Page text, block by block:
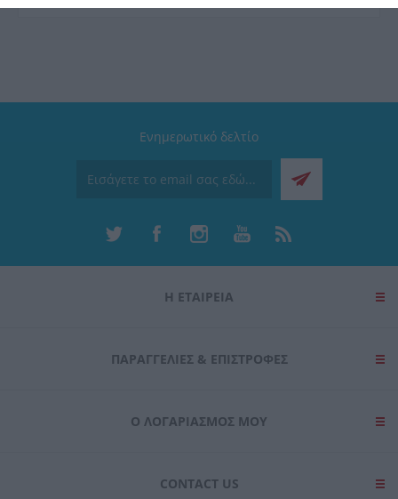
Ενημερωτικό δελτίο
Η ΕΤΑΙΡΕΙΑ
ΠΑΡΑΓΓΕΛΊΕΣ & ΕΠΙΣΤΡΟΦΈΣ
Ο ΛΟΓΑΡΙΑΣΜΌΣ ΜΟΥ
CONTACT US